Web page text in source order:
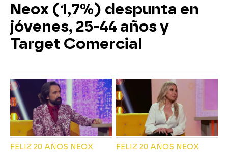
Neox (1,7%) despunta en
jóvenes, 25-44 años y
Target Comercial
FELIZ 20 AÑOS NEOX FELIZ 20 AÑOS NEOX